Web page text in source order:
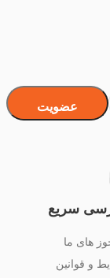
سریع
های ما
و قوانین
عضویت